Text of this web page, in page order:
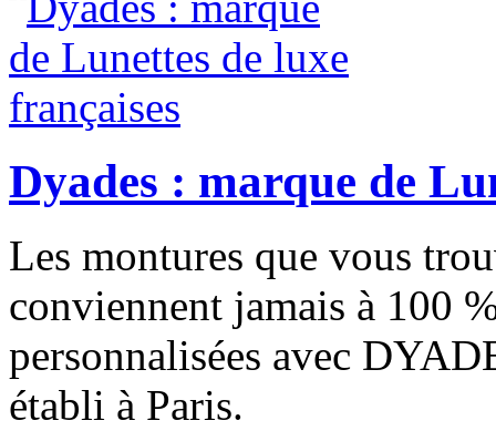
Dyades : marque de
Les montures que vous
conviennent jamais à 100
personnalisées avec
établi à Paris.